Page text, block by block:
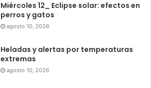
Miércoles 12_ Eclipse solar: efectos en
perros y gatos
agosto 10, 2026
Heladas y alertas por temperaturas
extremas
agosto 10, 2026